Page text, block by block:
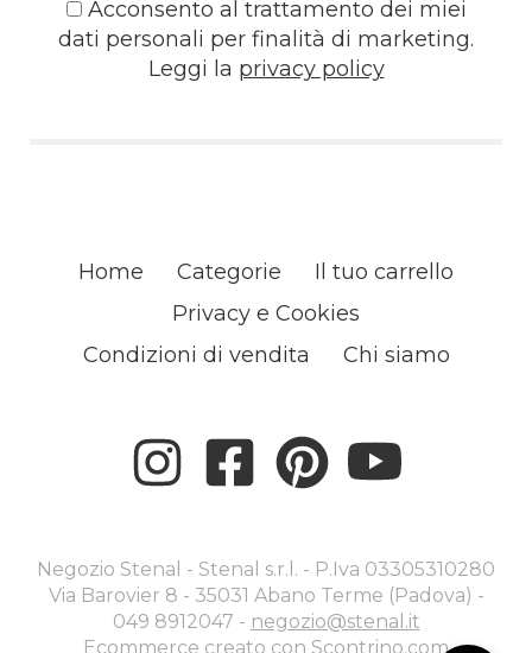
Acconsento al trattamento dei miei
dati personali per finalità di marketing.
Leggi la privacy policy
Home Categorie
Il tuo carrello
Privacy e Cookies
Condizioni di vendita
Chi siamo
Negozio Stenal - Stenal s.r.l. - P.Iva 03305310280
Via Barovier 8 - 35031 Abano Terme (Padova) -
049 8912047 - negozio@stenal.it
Ecommerce creato con Scontrino.com